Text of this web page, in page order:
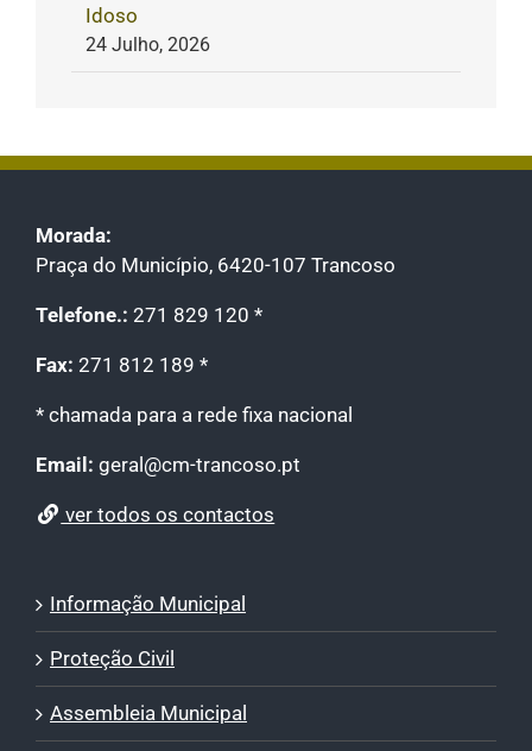
Idoso
24 Julho, 2026
Morada:
Praça do Município, 6420-107 Trancoso
Telefone.: 271 829 120 *
Fax: 271 812 189 *
* chamada para a rede fixa nacional
Email: geral@cm-trancoso.pt
ver todos os contactos
Informação Municipal
Proteção Civil
Assembleia Municipal